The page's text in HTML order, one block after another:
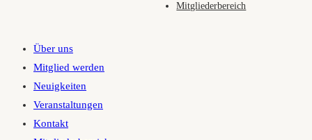
Mitgliederbereich
Über uns
Mitglied werden
Neuigkeiten
Veranstaltungen
Kontakt